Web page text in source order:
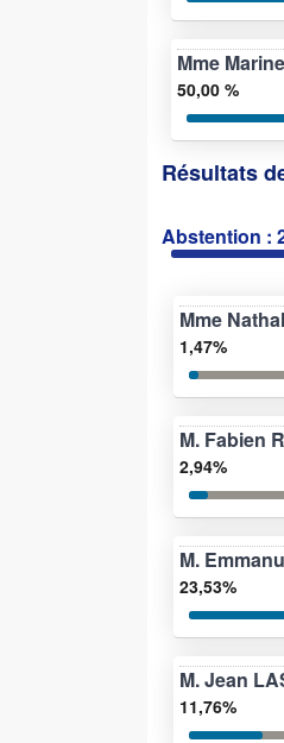
Mme
50,00 %
Résultats
Abstention :
Mme
1,47%
M. Fabien
2,94%
M.
23,53%
M. Jean
11,76%